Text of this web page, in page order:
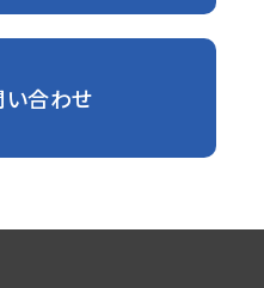
い合わせ